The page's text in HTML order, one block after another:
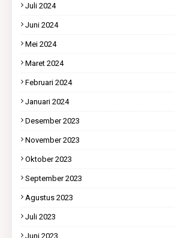
Juli 2024
Juni 2024
Mei 2024
Maret 2024
Februari 2024
Januari 2024
Desember 2023
November 2023
Oktober 2023
September 2023
Agustus 2023
Juli 2023
Juni 2023